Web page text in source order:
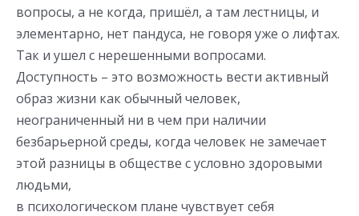
вопросы, а не когда, пришёл, а там лестницы, и
элементарно, нет пандуса, не говоря уже о лифтах.
Так и ушел с нерешенными вопросами.
Доступность – это возможность вести активный
образ жизни как обычный человек,
неограниченный ни в чем при наличии
безбарьерной среды, когда человек не замечает
этой разницы в обществе с условно здоровыми
людьми,
в психологическом плане чувствует себя